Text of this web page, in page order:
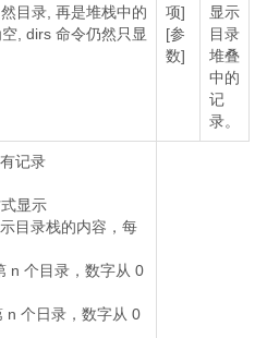
目录, 再是堆栈中的
, dirs 命令仍然只显
项]
[参
数]
显示
目录
堆叠
中的
记
录。
记录
显示
目录栈的内容，每
n 个目录，数字从 0
n 个日录，数字从 0